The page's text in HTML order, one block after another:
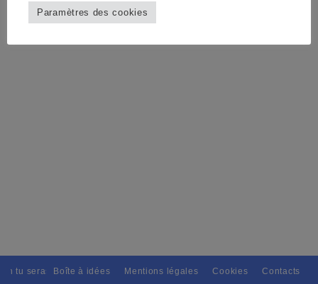
tu seras, Pour tous avec discernement. // L'amitié tu
Boîte à idées Mentions légales Cookies Contacts
Paramètres des cookies